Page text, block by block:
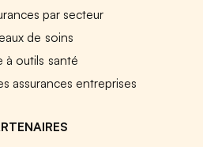
par secteur
de soins
à outils santé
assurances entreprises